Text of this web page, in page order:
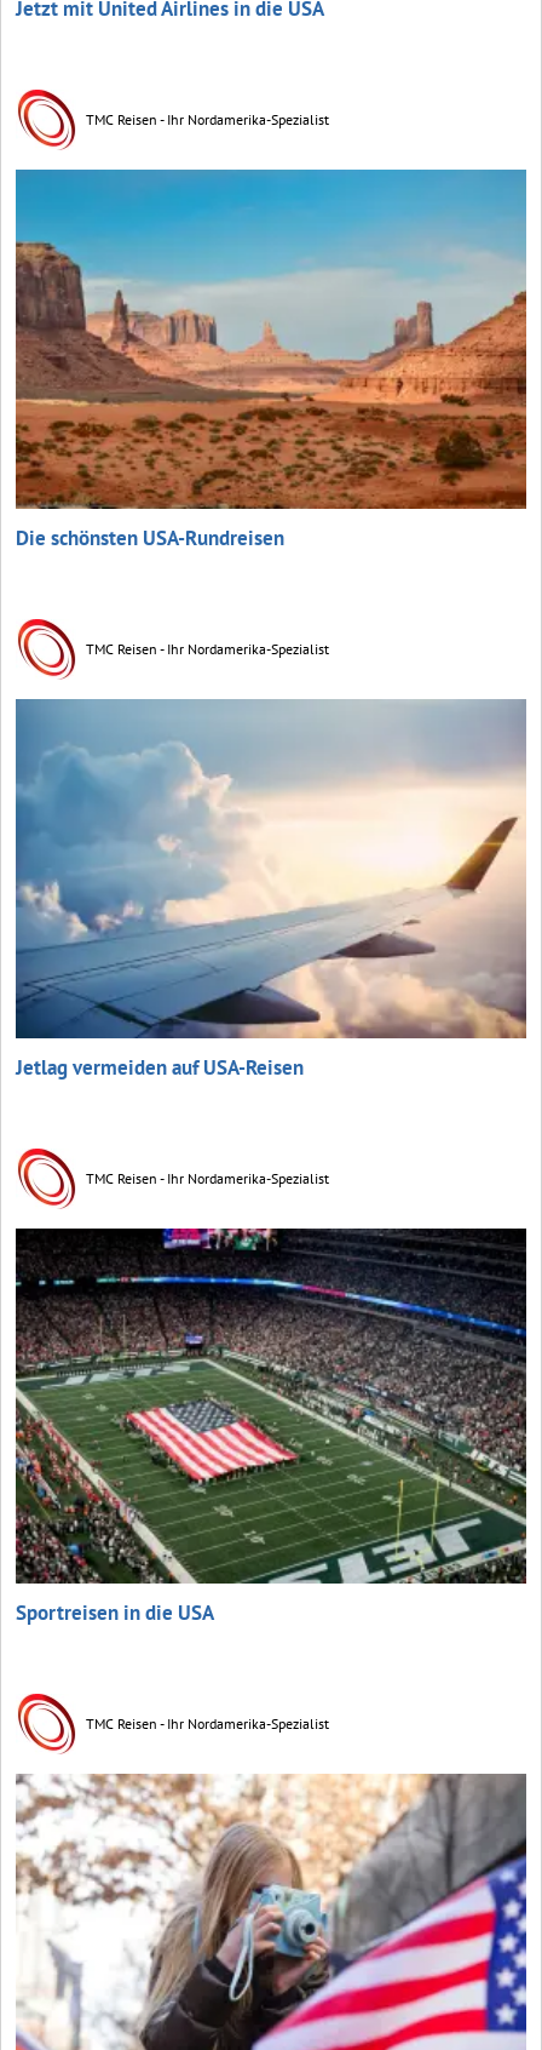
Jetzt mit United Airlines in die USA
TMC Reisen - Ihr Nordamerika-Spezialist
Die schönsten USA-Rundreisen
TMC Reisen - Ihr Nordamerika-Spezialist
Jetlag vermeiden auf USA-Reisen
TMC Reisen - Ihr Nordamerika-Spezialist
Sportreisen in die USA
TMC Reisen - Ihr Nordamerika-Spezialist